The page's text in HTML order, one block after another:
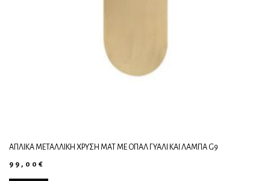
ΑΠΛΊΚΑ ΜΕΤΑΛΛΙΚΉ ΧΡΥΣΉ ΜΑΤ ΜΕ ΟΠΑΛ ΓΥΑΛΊ ΚΑΙ ΛΆΜΠΑ G9
99,00 €